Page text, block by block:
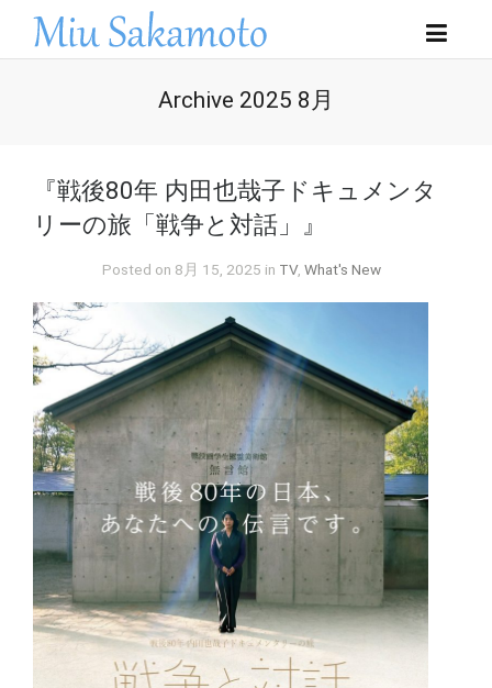
Archive 2025 8月
『戦後80年 内田也哉子ドキュメンタ
リーの旅「戦争と対話」』
Posted on 8月 15, 2025 in TV,What's New